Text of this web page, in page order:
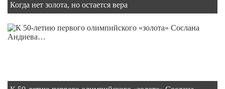
Когда нет золота, но остается вера